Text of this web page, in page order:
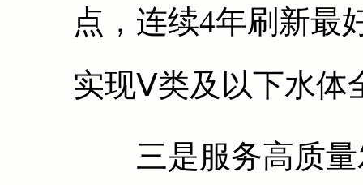
点，连续4年刷新最
实现Ⅴ类及以下水体
三是服务高质量